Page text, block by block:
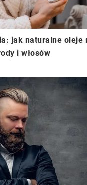
jak naturalne oleje
i włosów